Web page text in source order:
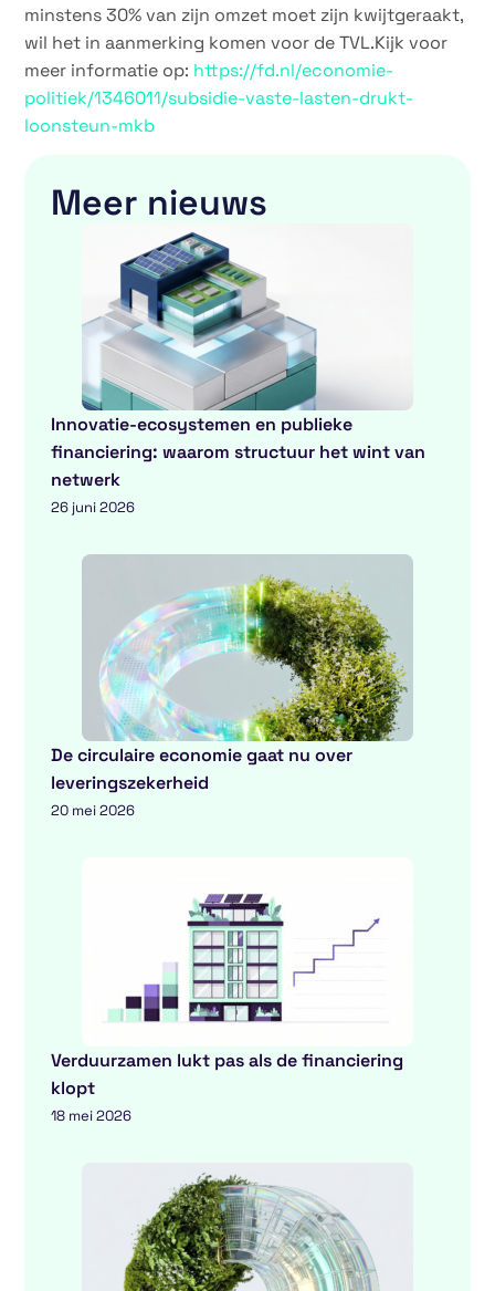
minstens 30% van zijn omzet moet zijn kwijtgeraakt,
wil het in aanmerking komen voor de TVL.Kijk voor
meer informatie op: https://fd.nl/economie-
politiek/1346011/subsidie-vaste-lasten-drukt-
loonsteun-mkb
Meer nieuws
Innovatie-ecosystemen en publieke
financiering: waarom structuur het wint van
netwerk
26 juni 2026
De circulaire economie gaat nu over
leveringszekerheid
20 mei 2026
Verduurzamen lukt pas als de financiering
klopt
18 mei 2026